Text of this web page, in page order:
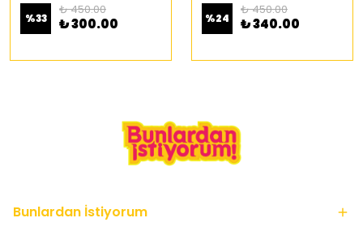
%33
₺ 450.00
₺ 300.00 %24
₺ 450.00
₺ 340.00
Bunlardan İstiyorum